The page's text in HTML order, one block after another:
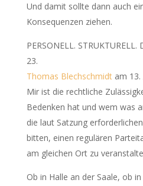
Und damit sollte dann auch
Konsequenzen ziehen.
PERSONELL. STRUKTURELL.
Thomas Blechschmidt am
Mir ist die rechtliche
Bedenken hat und wem was
die laut Satzung
bitten, einen regulären
am gleichen Ort zu
Ob in Halle an der Saale, ob